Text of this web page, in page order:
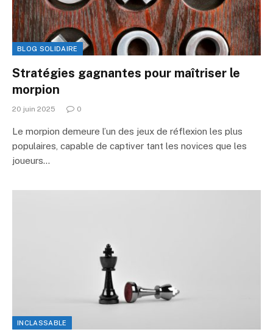
BLOG SOLIDAIRE
Stratégies gagnantes pour maîtriser le
morpion
20 juin 2025 0
Le morpion demeure l’un des jeux de réflexion les plus
populaires, capable de captiver tant les novices que les
joueurs…
INCLASSABLE